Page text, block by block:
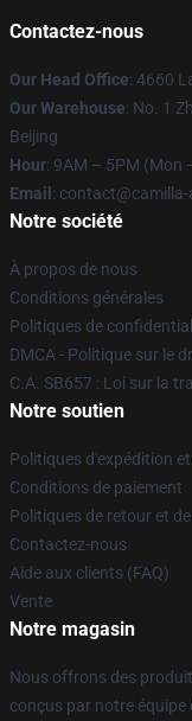
Contactez-nous
Our Head Office: 4660
Our Warehouse: No. 1
Beijing
Hour: 9AM – 5PM (Mon
Email :
Notre société
À propos de nous
Conditions générales
Politiques de
DMCA - Politique sur le
C.A. SB657 : Loi sur la
Notre soutien
Politiques d'expédition
Conditions de paiement
Politiques de retour et
Contactez-nous
Aide aux clients (FAQ)
Vente
Notre magasin
Nous offrons des
conçus par notre